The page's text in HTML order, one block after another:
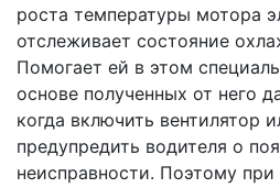
роста температуры мотора
отслеживает состояние
Помогает ей в этом
основе полученных от него
когда включить вентилятор
предупредить водителя о
неисправности. Поэтому